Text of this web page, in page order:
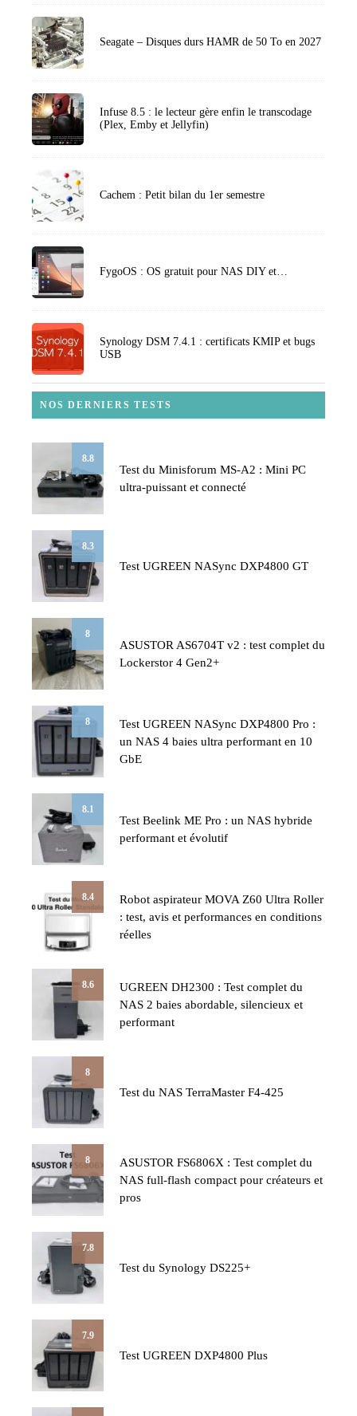
Seagate – Disques durs HAMR de 50 To en 2027
Infuse 8.5 : le lecteur gère enfin le transcodage
(Plex, Emby et Jellyfin)
Cachem : Petit bilan du 1er semestre
FygoOS : OS gratuit pour NAS DIY et…
Synology DSM 7.4.1 : certificats KMIP et bugs
USB
NOS DERNIERS TESTS
8.8
Test du Minisforum MS-A2 : Mini PC
ultra-puissant et connecté
8.3
Test UGREEN NASync DXP4800 GT
8
ASUSTOR AS6704T v2 : test complet du
Lockerstor 4 Gen2+
8
Test UGREEN NASync DXP4800 Pro :
un NAS 4 baies ultra performant en 10
GbE
8.1
Test Beelink ME Pro : un NAS hybride
performant et évolutif
8.4
Robot aspirateur MOVA Z60 Ultra Roller
: test, avis et performances en conditions
réelles
8.6
UGREEN DH2300 : Test complet du
NAS 2 baies abordable, silencieux et
performant
8
Test du NAS TerraMaster F4-425
8
ASUSTOR FS6806X : Test complet du
NAS full-flash compact pour créateurs et
pros
7.8
Test du Synology DS225+
7.9
Test UGREEN DXP4800 Plus